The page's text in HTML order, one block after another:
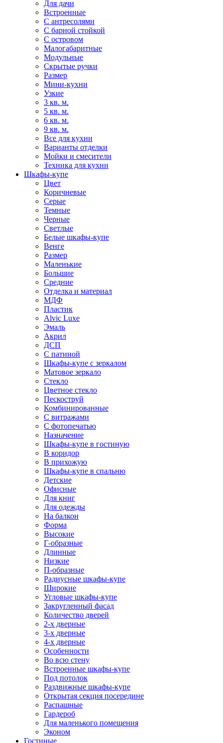
Для дачи
Встроенные
С антресолями
С барной стойкой
С островом
Малогабаритные
Модульные
Скрытые ручки
Размер
Мини-кухни
Узкие
3 кв. м.
5 кв. м.
6 кв. м.
9 кв. м.
Все для кухни
Варианты отделки
Мойки и смесители
Техника для кухни
Шкафы-купе
Цвет
Коричневые
Серые
Темные
Черные
Светлые
Белые шкафы-купе
Венге
Размер
Маленькие
Большие
Средние
Отделка и материал
МДФ
Пластик
Alvic Luxe
Эмаль
Акрил
ДСП
С патиной
Шкафы-купе с зеркалом
Матовое зеркало
Стекло
Цветное стекло
Пескоструй
Комбинированные
С витражами
С фотопечатью
Назначение
Шкафы-купе в гостиную
В коридор
В прихожую
Шкафы-купе в спальню
Детские
Офисные
Для книг
Для одежды
На балкон
Форма
Высокие
Г-образные
Длинные
Низкие
П-образные
Радиусные шкафы-купе
Широкие
Угловые шкафы-купе
Закругленный фасад
Количество дверей
2-х дверные
3-х дверные
4-х дверные
Особенности
Во всю стену
Встроенные шкафы-купе
Под потолок
Раздвижные шкафы-купе
Открытая секция посередине
Распашные
Гардероб
Для маленького помещения
Эконом
Гостиные